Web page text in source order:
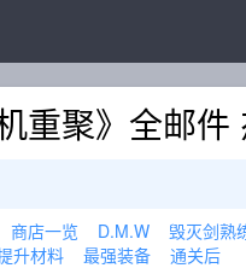
重聚》全邮
商店一览 D.M.W 毁灭剑熟
升材料 最强装备 通关后